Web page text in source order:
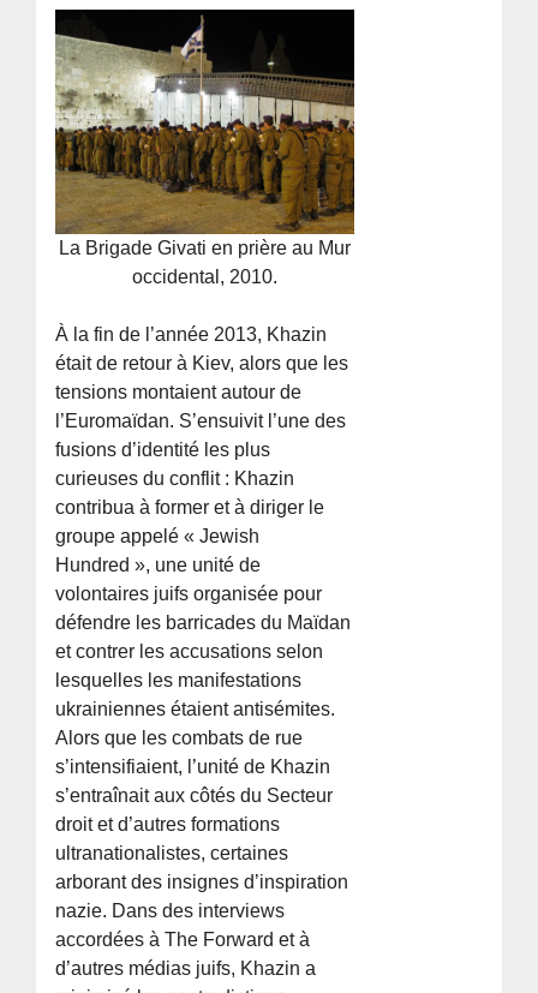
La Brigade Givati en prière au Mur
occidental, 2010.
À la fin de l’année 2013, Khazin
était de retour à Kiev, alors que les
tensions montaient autour de
l’Euromaïdan. S’ensuivit l’une des
fusions d’identité les plus
curieuses du conflit : Khazin
contribua à former et à diriger le
groupe appelé « Jewish
Hundred », une unité de
volontaires juifs organisée pour
défendre les barricades du Maïdan
et contrer les accusations selon
lesquelles les manifestations
ukrainiennes étaient antisémites.
Alors que les combats de rue
s’intensifiaient, l’unité de Khazin
s’entraînait aux côtés du Secteur
droit et d’autres formations
ultranationalistes, certaines
arborant des insignes d’inspiration
nazie. Dans des interviews
accordées à The Forward et à
d’autres médias juifs, Khazin a